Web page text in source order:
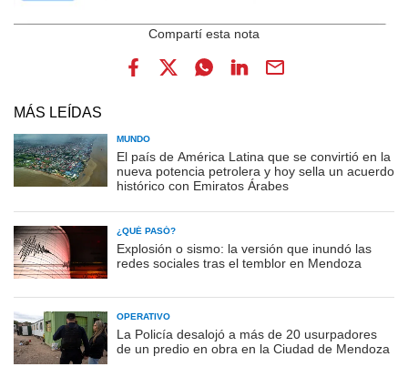
MÁS LEÍDAS
MUNDO
El país de América Latina que se convirtió en la
nueva potencia petrolera y hoy sella un acuerdo
histórico con Emiratos Árabes
¿QUÉ PASÓ?
Explosión o sismo: la versión que inundó las
redes sociales tras el temblor en Mendoza
OPERATIVO
La Policía desalojó a más de 20 usurpadores
de un predio en obra en la Ciudad de Mendoza